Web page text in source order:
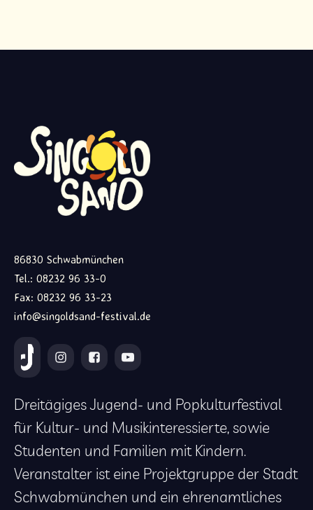
86830 Schwabmünchen
Tel.: 08232 96 33-0
Fax: 08232 96 33-23
info@singoldsand-festival.de
Dreitägiges Jugend- und Popkulturfestival
für Kultur- und Musikinteressierte, sowie
Studenten und Familien mit Kindern.
Veranstalter ist eine Projektgruppe der Stadt
Schwabmünchen und ein ehrenamtliches